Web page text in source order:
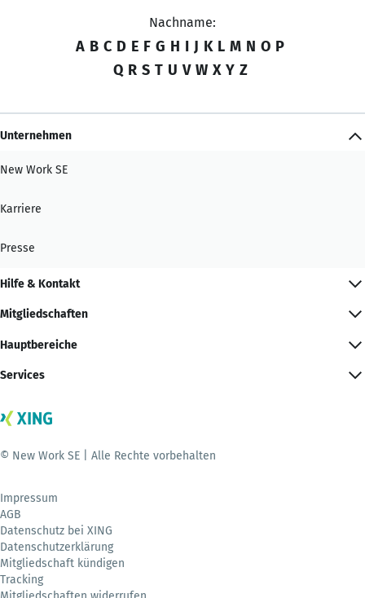
Nachname:
A B C D E F G H I J K L M N O P
Q R S T U V W X Y Z
Unternehmen
New Work SE
Karriere
Presse
Hilfe & Kontakt
Mitgliedschaften
Hauptbereiche
Services
© New Work SE | Alle Rechte vorbehalten
Impressum
AGB
Datenschutz bei XING
Datenschutzerklärung
Mitgliedschaft kündigen
Tracking